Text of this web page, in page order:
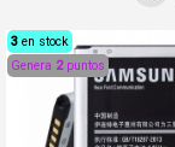
3 en stock
Genera 2puntos